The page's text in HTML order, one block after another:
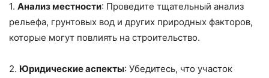
1. Анализ местности: Проведите тщательный анализ
рельефа, грунтовых вод и других природных факторов,
которые могут повлиять на строительство.
2. Юридические аспекты: Убедитесь, что участок